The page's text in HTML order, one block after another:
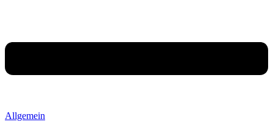
Allgemein